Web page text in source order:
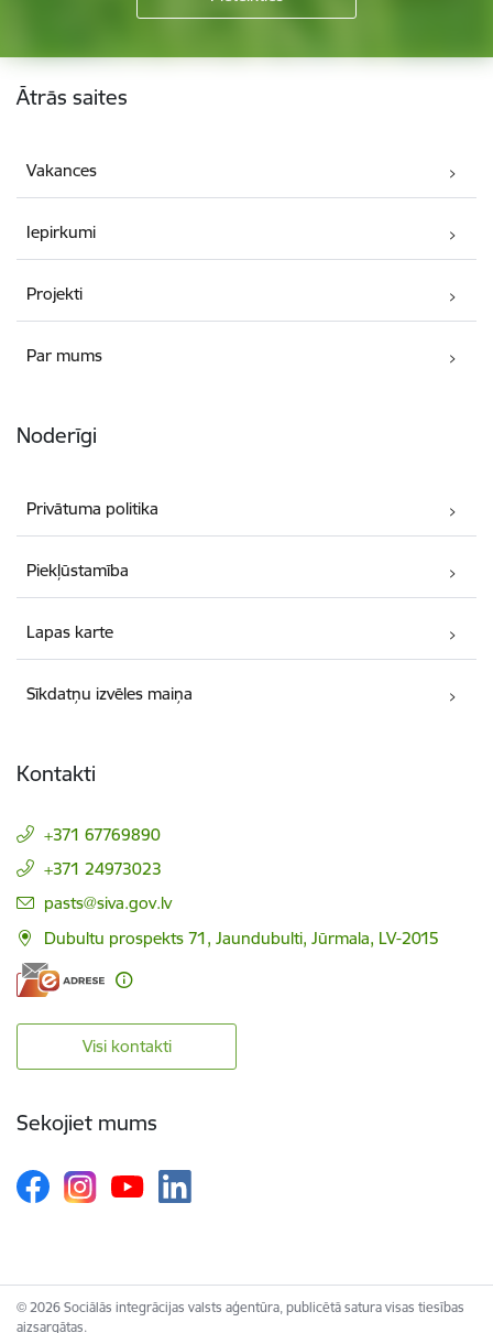
Kājene
Ātrās saites
Vakances
Iepirkumi
Projekti
Par mums
Noderīgi
Privātuma politika
Piekļūstamība
Lapas karte
Sīkdatņu izvēles maiņa
Kontakti
+371 67769890
+371 24973023
E-pasts:
pasts@siva.gov.lv
Dubultu prospekts 71, Jaundubulti, Jūrmala, LV-2015
Visi kontakti
Sekojiet mums
© 2026 Sociālās integrācijas valsts aģentūra, publicētā satura visas tiesības
aizsargātas.